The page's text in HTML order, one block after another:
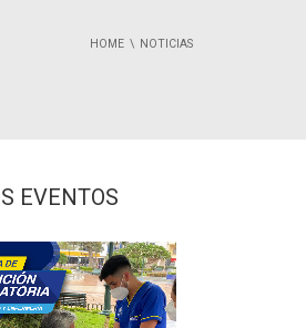
HOME NOTICIAS
EVENTOS